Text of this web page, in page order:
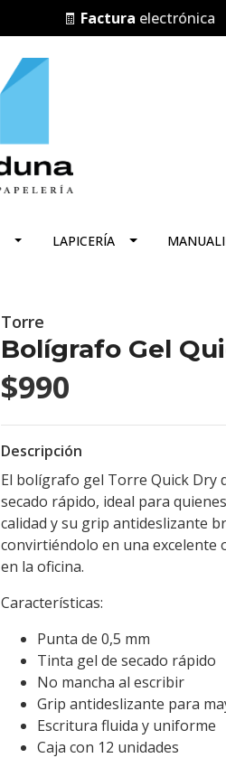
Facturaelectrónica
LAPICERÍA
Torre
Bolígrafo Gel
$990
Descripción
El bolígrafo gel Torre Quick Dry
secado rápido, ideal para
calidad y su grip antideslizante
convirtiéndolo en una excelente
en la oficina.
Características:
Punta de 0,5 mm
Tinta gel de secado rápido
No mancha al escribir
Grip antideslizante para
Escritura fluida y uniforme
Caja con 12 unidades